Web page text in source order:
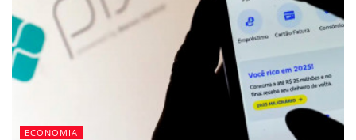
ECONOMIA